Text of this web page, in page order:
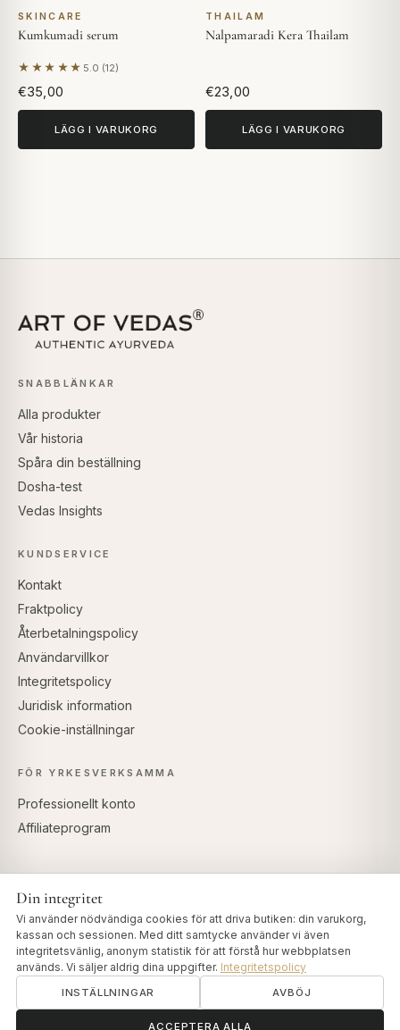
SKINCARE
Kumkumadi serum
★★★★★ 5.0 (12)
Baserat på 12 recensioner
€35,00
LÄGG I VARUKORG
THAILAM
Nalpamaradi Kera Thailam
€23,00
LÄGG I VARUKORG
SNABBLÄNKAR
Alla produkter
Vår historia
Spåra din beställning
Dosha-test
Vedas Insights
KUNDSERVICE
Kontakt
Fraktpolicy
Återbetalningspolicy
Användarvillkor
Integritetspolicy
Juridisk information
Cookie-inställningar
FÖR YRKESVERKSAMMA
Professionellt konto
Affiliateprogram
ॐ
Din integritet
Vi använder nödvändiga cookies för att driva butiken: din varukorg,
kassan och sessionen. Med ditt samtycke använder vi även
integritetsvänlig, anonym statistik för att förstå hur webbplatsen
används. Vi säljer aldrig dina uppgifter. Integritetspolicy
INSTÄLLNINGAR AVBÖJ
ACCEPTERA ALLA